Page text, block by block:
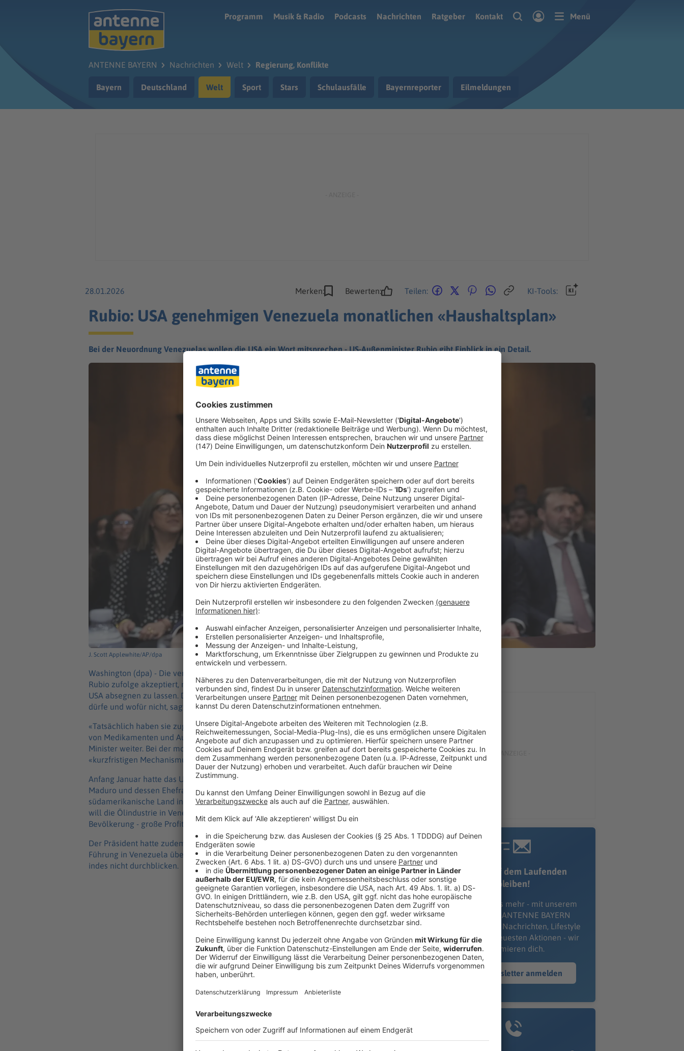
Programm
Musik & Radio Podcasts Nachrichten Ratgeber Kontakt Menü
ANTENNE BAYERN Nachrichten Welt Regierung, Konflikte
Bayern Deutschland Welt Sport Stars Schulausfälle Bayernreporter Eilmeldungen
28.01.2026 Merken: Bewerten: Teilen: KI-Tools:
Rubio: USA genehmigen Venezuela monatlichen «Haushaltsplan»
Bei der Neuordnung Venezuelas wollen die USA ein Wort mitsprechen - US-Außenminister Rubio gibt Einblick in ein Detail.
J. Scott Applewhite/AP/dpa
Washington (dpa) - Die venezolanische Übergangsregierung hat US-Außenminister Marco
Rubio zufolge akzeptiert, monatlich einen «Haushaltsplan» vorzulegen und diesen von den
USA absegnen zu lassen. Die US-Regierung entscheide, wofür das Geld genutzt werden
dürfe und wofür nicht, sagte Rubio bei einer Anhörung vor einem Senatsausschuss.
«Tatsächlich haben sie zugesagt, einen erheblichen Teil dieser Mittel für den direkten Kauf
von Medikamenten und Ausrüstung aus den Vereinigten Staaten zu verwenden», sagte der
Minister weiter. Bei der monatlichen Vorlage des Budgets handele es sich um einen
«kurzfristigen Mechanismus», der nicht längerfristig ausgelegt sei.
Anfang Januar hatte das US-Militär bei einem Angriff auf Venezuela Staatschef Nicolás
Maduro und dessen Ehefrau gefasst und außer Landes gebracht. Seither befindet sich das
südamerikanische Land in einer Phase politischer Umbrüche. US-Präsident Donald Trump
will die Ölindustrie in Venezuela hochfahren und verspricht sich - und der venezolanischen
Bevölkerung - große Profite.
Der Präsident hatte zudem kurz nach dem Sturz in Aussicht gestellt, übergangsweise die
Führung in Venezuela übernehmen zu wollen. Wie genau er sich das vorstellte, ließ Trump
indes nicht durchblicken.
Immer auf dem Laufenden
bleiben!
Verpass' nichts mehr - mit unserem
kostenlosen ANTENNE BAYERN
Newsletter. Ob Nachrichten, Lifestyle
oder unsere neuesten Aktionen - wir
informieren dich.
Zum Newsletter anmelden